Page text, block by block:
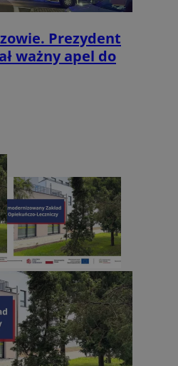
Prezydent
ważny apel do